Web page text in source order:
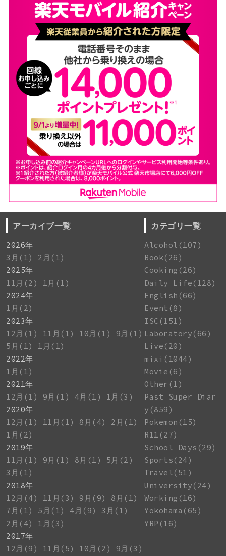
アーカイブ一覧
2026年
3月(1)
2月(1)
2025年
11月(2)
1月(1)
2024年
1月(2)
2023年
12月(1)
11月(1) 10月(1)
9月(1)
5月(1)
1月(1)
2022年
1月(1)
2021年
12月(1)
9月(1) 4月(1)
1月(3)
2020年
12月(1)
11月(1) 8月(4)
2月(1)
1月(2)
2019年
11月(1)
9月(1) 8月(1)
5月(2)
3月(1)
2018年
12月(4)
11月(3) 9月(9)
8月(1)
7月(1)
5月(1) 4月(9)
3月(1)
2月(4)
1月(3)
2017年
12月(9)
11月(5) 10月(2)
9月(3)
カテゴリ一覧
Alcohol(107)
Book(26)
Cooking(26)
Daily Life(128)
English(66)
Event(8)
ISC(151)
Laboratory(66)
Live(20)
mixi(1044)
Movie(6)
Other(1)
Past Super Diar
y(859)
Pokemon(15)
R11(27)
School Days(29)
Sports(24)
Travel(51)
University(24)
Working(16)
Yokohama(65)
YRP(16)